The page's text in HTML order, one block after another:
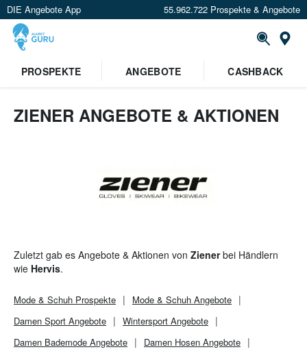
DIE Angebote App 55.962.722 Prospekte & Angebote
PROSPEKTE ANGEBOTE CASHBACK
ZIENER ANGEBOTE & AKTIONEN
Zuletzt gab es Angebote & Aktionen von Zienerbei Händlern
wie Hervis.
Mode & Schuh Prospekte Mode & Schuh Angebote
Damen Sport Angebote
Wintersport Angebote
Damen Bademode Angebote
Damen Hosen Angebote